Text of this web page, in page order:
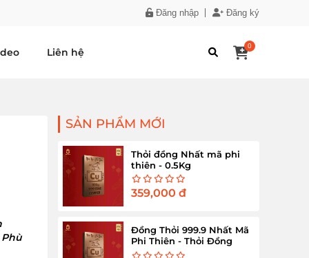
Đăng nhập Đăng ký
Liên hệ
0
SẢN PHẨM MỚI
Thỏi đồng Nhất mã phi
thiên - 0.5Kg
359,000 đ
Đồng Thỏi 999.9 Nhất Mã
Phi Thiên - Thỏi Đồng
Nguyên Chất 1Kg